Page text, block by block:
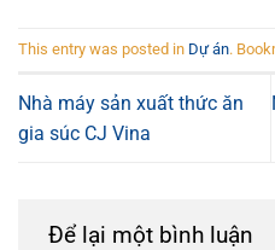
This entry was posted in Dự án.
Nhà máy sản xuất thức ăn
gia súc CJ Vina
Để lại một bình luận